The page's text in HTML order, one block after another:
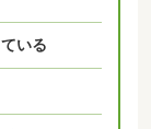
いる